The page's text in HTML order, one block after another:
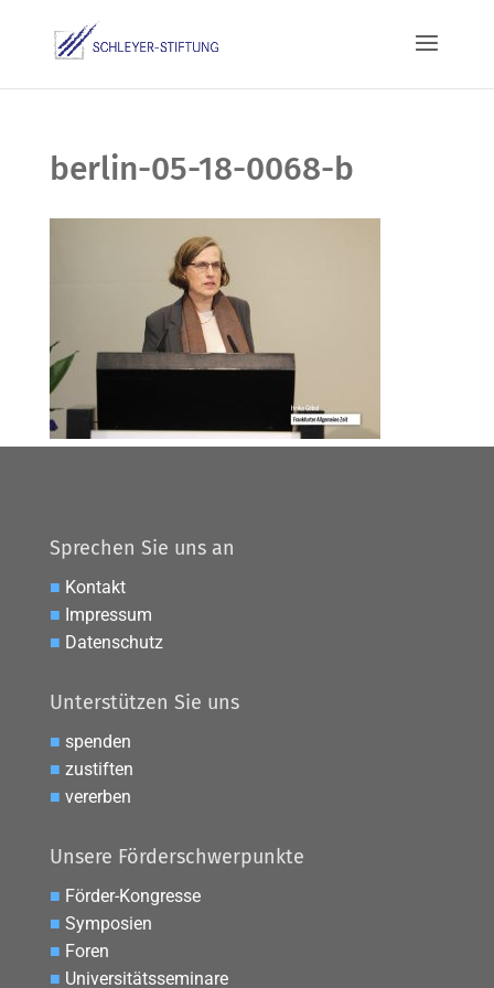
berlin-05-18-0068-b
Sprechen Sie uns an
■ Kontakt
■ Impressum
■ Datenschutz
Unterstützen Sie uns
■ spenden
■ zustiften
■ vererben
Unsere Förderschwerpunkte
■ Förder-Kongresse
■ Symposien
■ Foren
■ Universitätsseminare